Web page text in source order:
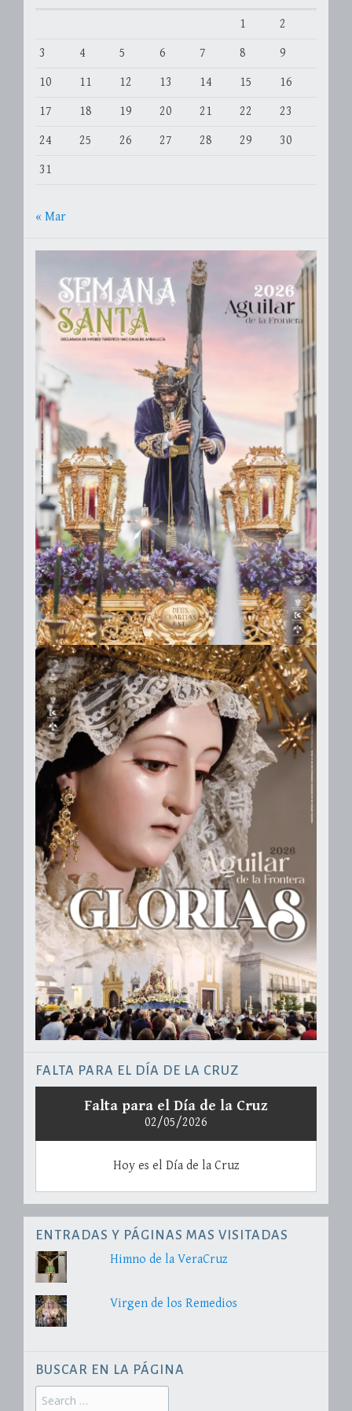
1
2
3
4 5 6 7 8
9
10
11 12 13 14 15
16
17
18 19 20 21 22
23
24
25 26 27 28 29
30
31
« Mar
FALTA PARA EL DÍA DE LA CRUZ
Falta para el Día de la Cruz
02/05/2026
Hoy es el Día de la Cruz
ENTRADAS Y PÁGINAS MAS VISITADAS
Himno de la VeraCruz
Virgen de los Remedios
BUSCAR EN LA PÁGINA
Search